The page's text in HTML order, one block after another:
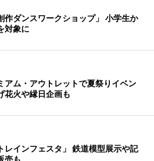
作ダンスワークショップ」 小学生か
対象に
アム・アウトレットで夏祭りイベン
花火や縁日企画も
レインフェスタ」 鉄道模型展示や記